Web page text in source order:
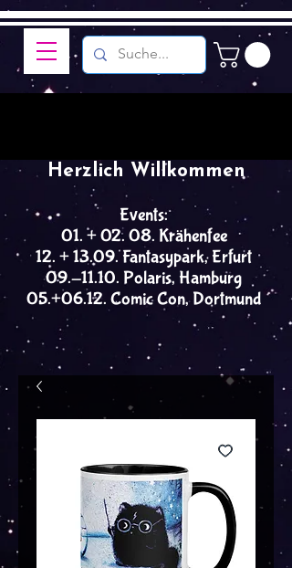
Events:
01. + 02. 08. Krähenfee
12. + 13.09. Fantasypark, Erfurt
09.-11.10. Polaris, Hamburg
05.+06.12. Comic Con, Dortmund
Herzlich Willkommen